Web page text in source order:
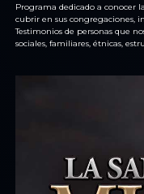
Programa dedicado a conocer
cubrir en sus congregaciones,
Testimonios de personas que
sociales, familiares, étnicas,